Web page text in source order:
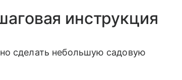
инструкция
сделать небольшую садовую